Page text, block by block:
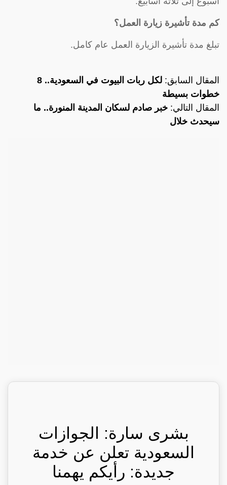
كم مدة تأشيرة زيارة العمل؟
تبلغ مدة تأشيرة الزيارة العمل عام كامل.
المقال السابق:
لكل ربات البيوت في السعودية.. 8
خطوات بسيطة
المقال التالي: خبر صادم لسكان المدينة المنورة.. ما
سيحدث خلال
بشرى سارة: الجوازات
السعودية تعلن عن خدمة
جديدة: رأيكم يهمنا